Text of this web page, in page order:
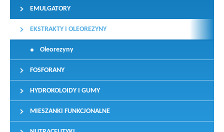
EMULGATORY
EKSTRAKTY I OLEOREZYNY
Oleorezyny
FOSFORANY
HYDROKOLOIDY I GUMY
MIESZANKI FUNKCJONALNE